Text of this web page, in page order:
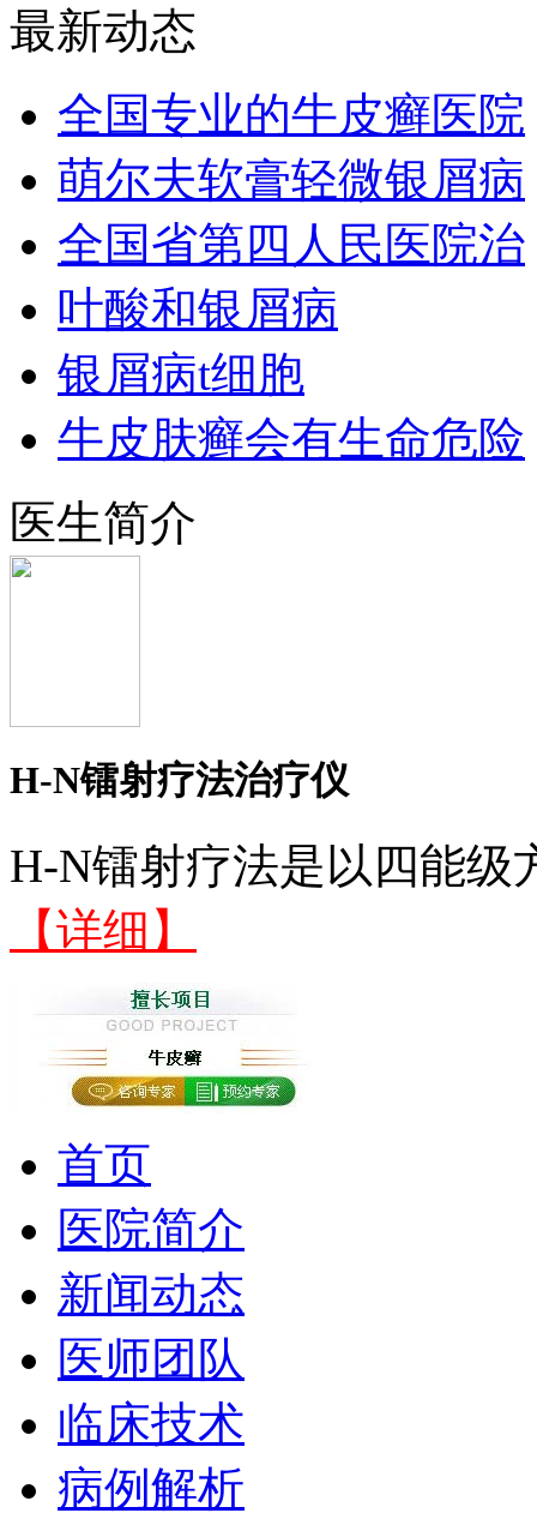
最新动态
全国专业的牛皮癣医院
萌尔夫软膏轻微银屑病
全国省第四人民医院治
叶酸和银屑病
银屑病t细胞
牛皮肤癣会有生命危险
医生简介
H-N镭射疗法治疗仪
H-N镭射疗法是以四能级
【详细】
首页
医院简介
新闻动态
医师团队
临床技术
病例解析